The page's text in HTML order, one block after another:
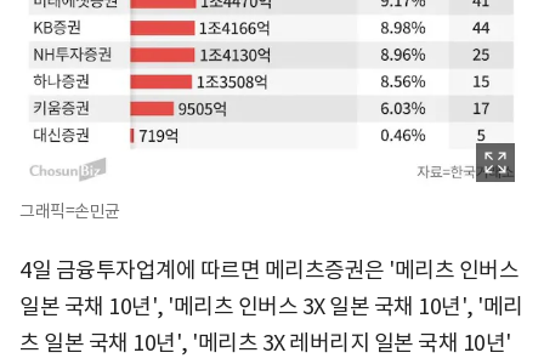
그래픽=손민균
4일 금융투자업계에 따르면 메리츠증권은 '메리츠 인버스
일본 국채 10년', '메리츠 인버스 3X 일본 국채 10년', '메리
츠 일본 국채 10년', '메리츠 3X 레버리지 일본 국채 10년'